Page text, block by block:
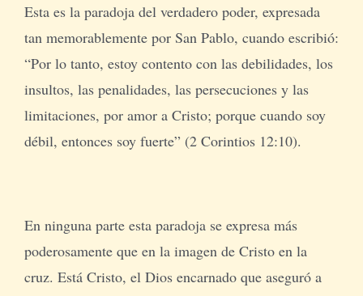
Esta es la paradoja del verdadero poder, expresada
tan memorablemente por San Pablo, cuando escribió:
“Por lo tanto, estoy contento con las debilidades, los
insultos, las penalidades, las persecuciones y las
limitaciones, por amor a Cristo; porque cuando soy
débil, entonces soy fuerte” (2 Corintios 12:10).
En ninguna parte esta paradoja se expresa más
poderosamente que en la imagen de Cristo en la
cruz. Está Cristo, el Dios encarnado que aseguró a